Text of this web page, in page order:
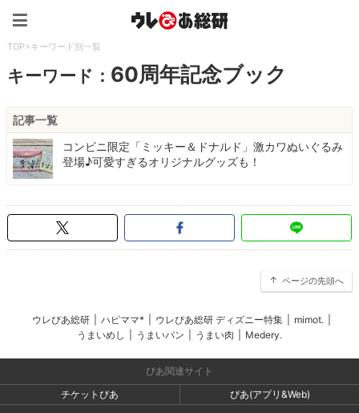
TOP>キーワード別一覧
キーワード： 60周年記念ブック
記事一覧
コンビニ限定「ミッキー＆ドナルド」激カワぬいぐるみ
登場♪可愛すぎるオリジナルグッズも！
ページの先頭へ
ウレぴあ総研 ハピママ* ウレぴあ総研 ディズニー特集 mimot.
うまいめし
うまいパン うまい肉 Medery.
ぴあ関連サイト
チケットぴあ
ぴあ(アプリ&Web)